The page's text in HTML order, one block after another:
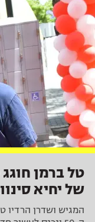
של יחיא
המגיש ושדרן הרדיו